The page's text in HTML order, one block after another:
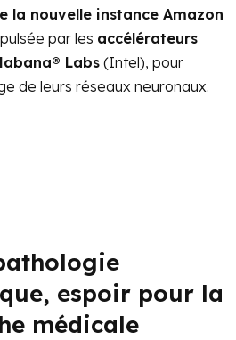
la nouvelle instance Amazon
par les accélérateurs
Labs(Intel), pour
de leurs réseaux neuronaux.
espoir pour la
médicale